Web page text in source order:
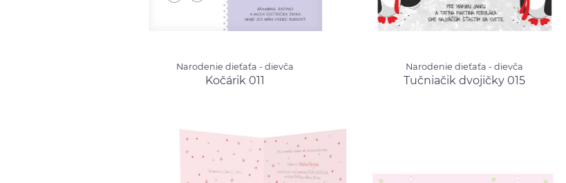
Narodenie dieťaťa - dievča
Narodenie dieťaťa - dievča
Kočárik 011
Narodenie dieťaťa - dievča
Tučniačik dvojičky 015 od 0.70 €
Narodenie dieťaťa - dievča
Tučniačik dvojičky 015